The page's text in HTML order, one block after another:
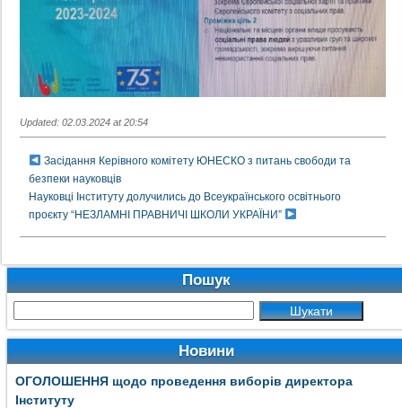
Updated: 02.03.2024 at 20:54
Засідання Керівного комітету ЮНЕСКО з питань свободи та
безпеки науковців
Науковці Інституту долучились до Всеукраїнського освітнього
проєкту “НЕЗЛАМНІ ПРАВНИЧІ ШКОЛИ УКРАЇНИ”
Пошук
Новини
ОГОЛОШЕННЯ щодо проведення виборів директора
Інституту